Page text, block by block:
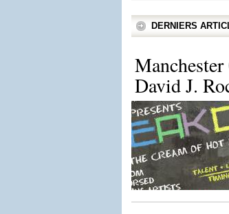
DERNIERS
David J.